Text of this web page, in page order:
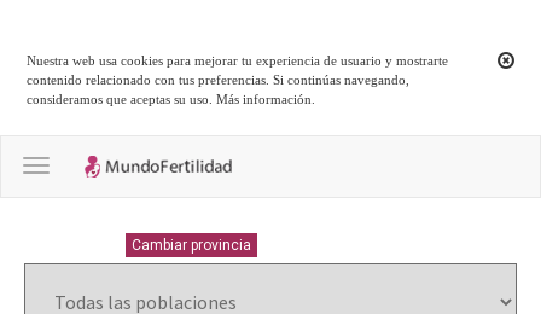
Nuestra web usa cookies para mejorar tu experiencia de usuario y mostrarte
contenido relacionado con tus preferencias. Si continúas navegando,
consideramos que aceptas su uso.Más información
Toggle navigation
Cambiar provincia